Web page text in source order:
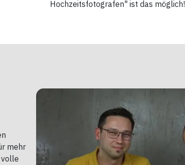
Hochzeitsfotografen" ist das möglich!
mehr